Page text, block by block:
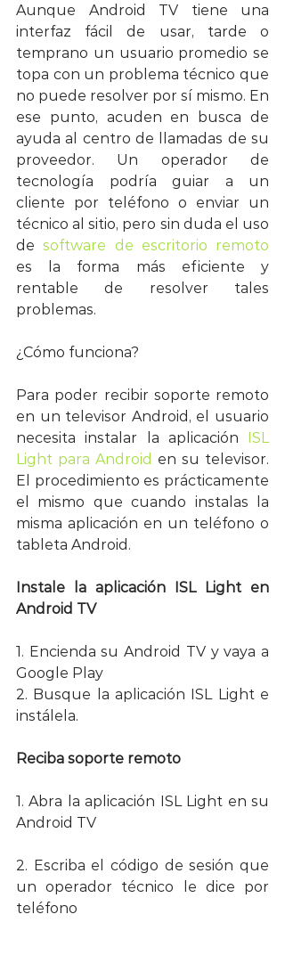
Aunque Android TV tiene una
interfaz fácil de usar, tarde o
temprano un usuario promedio se
topa con un problema técnico que
no puede resolver por sí mismo. En
ese punto, acuden en busca de
ayuda al centro de llamadas de su
proveedor. Un operador de
tecnología podría guiar a un
cliente por teléfono o enviar un
técnico al sitio, pero sin duda el uso
de software de escritorio remoto
es la forma más eficiente y
rentable de resolver tales
problemas.
¿Cómo funciona?
Para poder recibir soporte remoto
en un televisor Android, el usuario
necesita instalar la aplicación ISL
Light para Android en su televisor.
El procedimiento es prácticamente
el mismo que cuando instalas la
misma aplicación en un teléfono o
tableta Android.
Instale la aplicación ISL Light en
Android TV
1. Encienda su Android TV y vaya a
Google Play
2. Busque la aplicación ISL Light e
instálela.
Reciba soporte remoto
1. Abra la aplicación ISL Light en su
Android TV
2. Escriba el código de sesión que
un operador técnico le dice por
teléfono